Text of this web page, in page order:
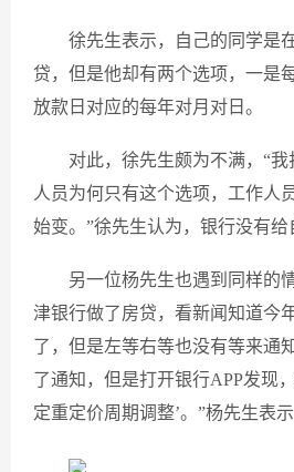
徐先生表示，自己的同学是
贷，但是他却有两个选项，一是
放款日对应的每年对月对日。
对此，徐先生颇为不满，“
人员为何只有这个选项，工作人
始变。”徐先生认为，银行没有给
另一位杨先生也遇到同样的
津银行做了房贷，看新闻知道今
了，但是左等右等也没有等来通
了通知，但是打开银行APP发现
定重定价周期调整’。”杨先生表示